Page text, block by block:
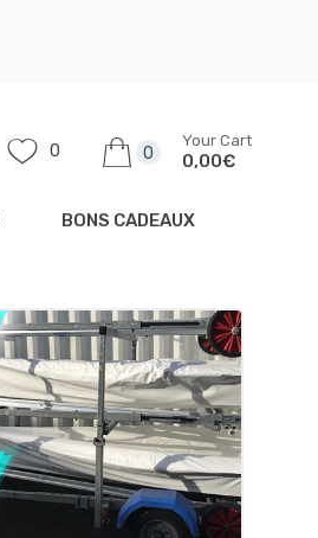
0 0
Your Cart
0,00€
BONS CADEAUX